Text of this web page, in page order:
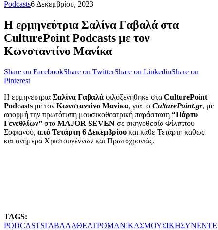
Podcasts6 Δεκεμβρίου, 2023
Η ερμηνεύτρια Σαλίνα Γαβαλά στα
CulturePoint Podcasts με τον
Κωνσταντίνο Μανίκα
Share on FacebookShare on TwitterShare on LinkedinShare on
Pinterest
Η ερμηνεύτρια Σαλίνα Γαβαλά φιλοξενήθηκε στα CulturePoint
Podcasts με τον Κωνσταντίνο Μανίκα, για το CulturePoint.gr, με
αφορμή την πρωτότυπη μουσικοθεατρική παράσταση “Πάρτυ
Γενεθλίων” στο MAJOR SEVEN σε σκηνοθεσία Φίλιππου
Σοφιανού, από Τετάρτη 6 Δεκεμβρίου και κάθε Τετάρτη καθώς
και ανήμερα Χριστουγέννων και Πρωτοχρονιάς.
TAGS:
PODCASTSΓΑΒΑΛΑΘΕΑΤΡΟΜΑΝΙΚΑΣΜΟΥΣΙΚΗ